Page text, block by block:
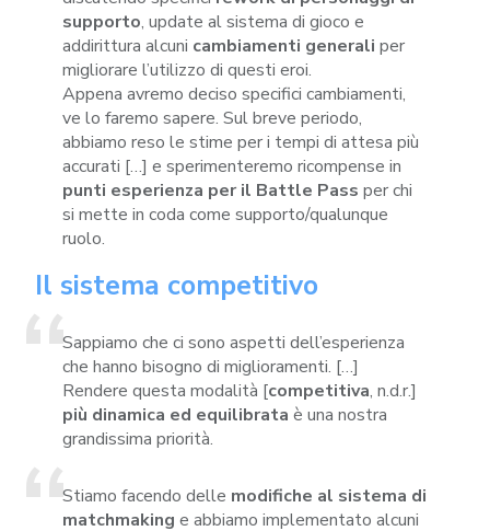
supporto, update al sistema di gioco e
addirittura alcuni cambiamenti generaliper
migliorare l’utilizzo di questi eroi.
Appena avremo deciso specifici cambiamenti,
ve lo faremo sapere. Sul breve periodo,
abbiamo reso le stime per i tempi di attesa più
accurati […] e sperimenteremo ricompense in
punti esperienza per il Battle Pass per chi
si mette in coda come supporto/qualunque
ruolo.
Il sistema competitivo
Sappiamo che ci sono aspetti dell’esperienza
che hanno bisogno di miglioramenti. […]
Rendere questa modalità [competitiva, n.d.r.]
più dinamica ed equilibrata è una nostra
grandissima priorità.
Stiamo facendo delle modifiche al sistema di
matchmaking e abbiamo implementato alcuni